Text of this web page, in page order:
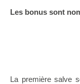
Les bonus sont
La première salve